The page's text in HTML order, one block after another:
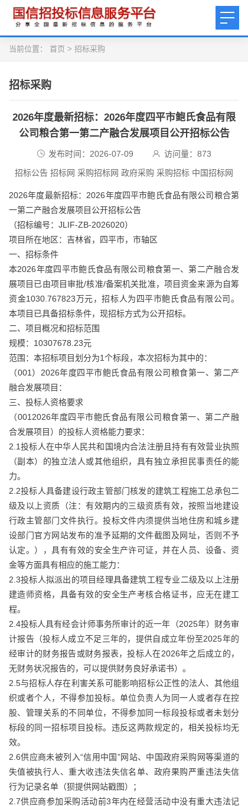
当前位置： 首页 > 招标采购
招标采购
2026年度最新招标：2026年度四平市鲍氏食品有限
公司粮合第一第二产融合发展项目公开招标公告
发布时间：2026-07-09 访问量： 873
招标公告 招标网 采购招标网 政府采购 采购招标 中国招标网
2026年度最新招标：2026年度四平市鲍氏食品有限公司粮合第
一第二产融合发展项目公开招标公告
（招标编号：JLIF-ZB-2026020）
项目所在地区：吉林省，四平市，市轴区
一、招标条件
本2026年度四平市鲍氏食品有限公司粮食第一、第二产融合发
展项目已由项目审批/核准/备案机关批准，项目资金来源为自筹
资金1030.767823万元，招标人为四平市鲍氏食品有限公司。
本项目已具备招标条件，现招标方式为公开招标。
二、项目概况和招标范围
规模：10307678.23元
范围：本招标项目划分为1个标段，本次招标为其中的：
（001）2026年度四平市鲍氏食品有限公司粮食第一、第二产
融合发展项目：
三、投标人资格要求
（0012026年度四平市鲍氏食品有限公司粮食第一、第二产融
合发展项目）的投标人资格能力要求：
2.1投标人在中华人民共和国境内合法注册且持有有效营业执照
（副本）的独立法人或其他组织，具有独立承担民事责任的能
力。
2.2投标人具备建设行政主管部门核发的建筑工程施工总承包二
级及以上资质（注：有效期内的三级资质有效，按照当地建设
行政主管部门文件执行。投标文件内须提供当地住房和城乡建
设部门官方网站发布的准予延期的文件截图及网址，否则不予
认定。），具有有效的安全生产许可证，并在人员、设备、资
金等方面具有相应的施工能力：
2.3投标人拟派出的项目经理具备建筑工程专业二级及以上注册
建造师资格，具备有效的安全生产考核合格证书，应无在建工
程。
2.4投标人具有经会计师事务所审计的近一年（2025年）财务审
计报告（投标人成立不足三年的，提供自成立年份至2025年的
经审计的财务报告或财务报表，投标人在2026年之后成立的，
无财务状况报告的，可以提供财务良好承诺书）。
2.5与招标人存在利害关系可能影响招标公正性的法人、其他组
织或者个人，不得参加投标。单位负责人为同一人或者存在控
股、管理关系的不同单位，不得参加同一标段投标或者未划分
标段的同一招标项目投标。违反这两款规定的，相关投标均无
效。
2.6供应商未被列入“信用中国”网站、中国政府采购网等渠道的
失值被执行人、重大收违法失信名单、政府果购严重违法失信
行为记录名单（狈提供网站戳图）；
2.7供应商参加采购活动前3年内在经营活动中没有重大违法记